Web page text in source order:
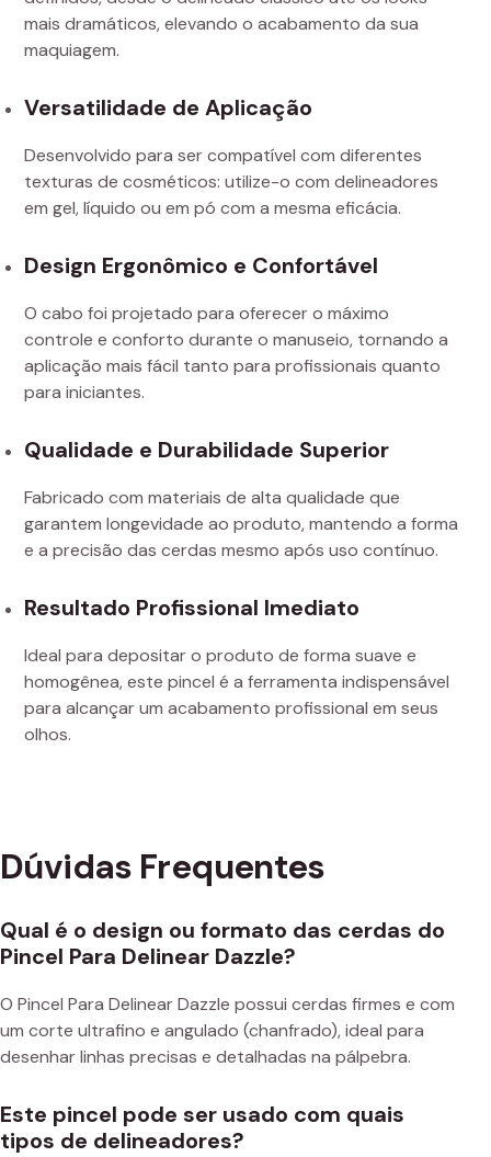
mais dramáticos, elevando o acabamento da sua
maquiagem.
Versatilidade de Aplicação
Desenvolvido para ser compatível com diferentes
texturas de cosméticos: utilize-o com delineadores
em gel, líquido ou em pó com a mesma eficácia.
Design Ergonômico e Confortável
O cabo foi projetado para oferecer o máximo
controle e conforto durante o manuseio, tornando a
aplicação mais fácil tanto para profissionais quanto
para iniciantes.
Qualidade e Durabilidade Superior
Fabricado com materiais de alta qualidade que
garantem longevidade ao produto, mantendo a forma
e a precisão das cerdas mesmo após uso contínuo.
Resultado Profissional Imediato
Ideal para depositar o produto de forma suave e
homogênea, este pincel é a ferramenta indispensável
para alcançar um acabamento profissional em seus
olhos.
Dúvidas Frequentes
Qual é o design ou formato das cerdas do
Pincel Para Delinear Dazzle?
O Pincel Para Delinear Dazzle possui cerdas firmes e com
um corte ultrafino e angulado (chanfrado), ideal para
desenhar linhas precisas e detalhadas na pálpebra.
Este pincel pode ser usado com quais
tipos de delineadores?